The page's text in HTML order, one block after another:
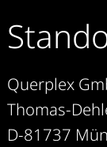
Querplex
Thomas-
D-81737